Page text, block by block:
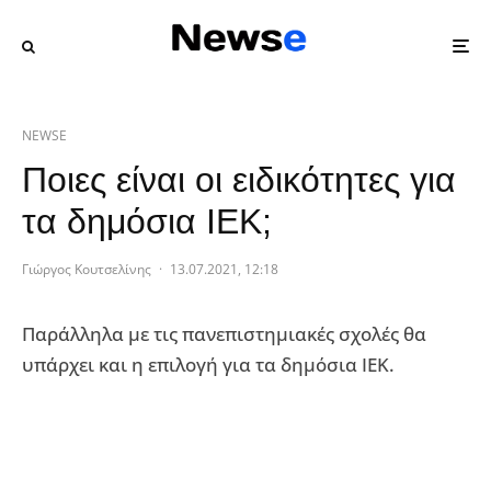
NEWSE
Ποιες είναι οι ειδικότητες για
τα δημόσια ΙΕΚ;
Γιώργος Κουτσελίνης · 13.07.2021, 12:18
Παράλληλα με τις πανεπιστημιακές σχολές θα
υπάρχει και η επιλογή για τα δημόσια ΙΕΚ.